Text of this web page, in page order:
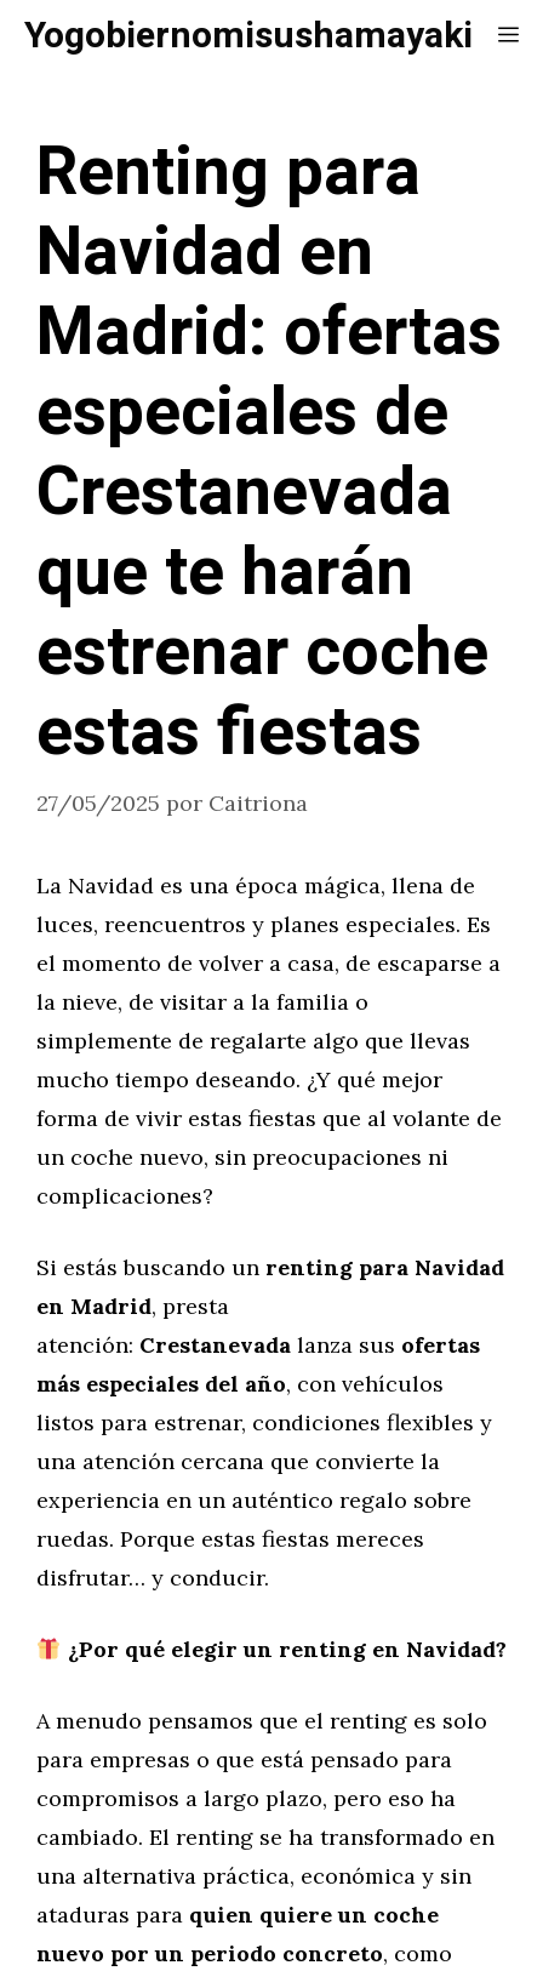
SaltarYogobiernomisushamayaki
Renting para
Navidad en
Madrid: ofertas
especiales de
Crestanevada
que te harán
estrenar coche
estas fiestas
27/05/2025 por Caitriona
La Navidad es una época mágica, llena de
luces, reencuentros y planes especiales. Es
el momento de volver a casa, de escaparse a
la nieve, de visitar a la familia o
simplemente de regalarte algo que llevas
mucho tiempo deseando. ¿Y qué mejor
forma de vivir estas fiestas que al volante de
un coche nuevo, sin preocupaciones ni
complicaciones?
Si estás buscando un renting para Navidad
en Madrid, presta
atención: Crestanevada lanza sus ofertas
más especiales del año, con vehículos
listos para estrenar, condiciones flexibles y
una atención cercana que convierte la
experiencia en un auténtico regalo sobre
ruedas. Porque estas fiestas mereces
disfrutar… y conducir.
¿Por qué elegir un renting en Navidad?
A menudo pensamos que el renting es solo
para empresas o que está pensado para
compromisos a largo plazo, pero eso ha
cambiado. El renting se ha transformado en
una alternativa práctica, económica y sin
ataduras para quien quiere un coche
nuevo por un periodo concreto, como